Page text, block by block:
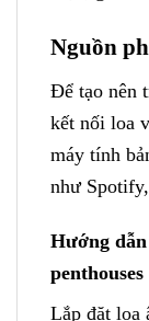
Nguồn
Để tạo nên
kết nối loa
máy tính
như
Hướng
penthouses
Lắp đặt loa